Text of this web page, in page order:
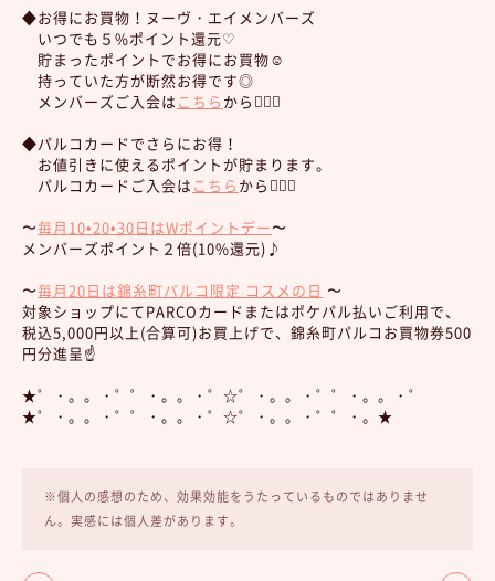
◆お得にお買物！ヌーヴ・エイメンバーズ
いつでも５%ポイント還元♡
貯まったポイントでお得にお買物☺︎
持っていた方が断然お得です◎
メンバーズご入会は こちら から💁🏻‍♀️
◆パルコカードでさらにお得！
お値引きに使えるポイントが貯まります。
パルコカードご入会は こちら から💁🏻‍♀️
〜毎月10•20•30日はWポイントデー〜
メンバーズポイント２倍(10%還元)♪
〜毎月20日は錦糸町パルコ限定 コスメの日 〜
対象ショップにてPARCOカードまたはポケパル払いご利用で、
税込5,000円以上(合算可)お買上げで、錦糸町パルコお買物券500
円分進呈☝️
★゜・。。・゜゜・。。・゜☆゜・。。・゜゜・。。・゜
★゜・。。・゜゜・。。・゜☆゜・。。・゜゜・。★
※個人の感想のため、効果効能をうたっているものではありませ
ん。実感には個人差があります。